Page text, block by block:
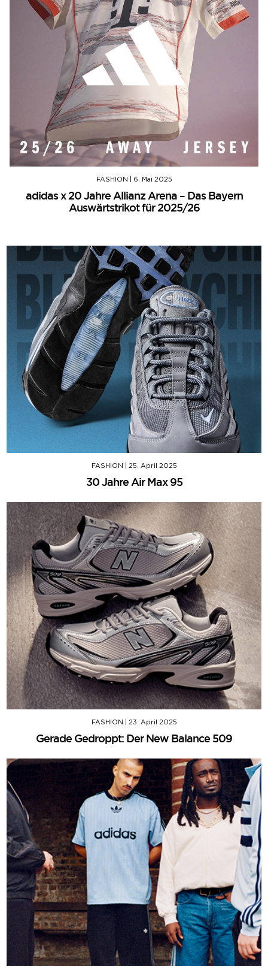
FASHION 6. Mai 2025
adidas x 20 Jahre Allianz Arena – Das Bayern
Auswärtstrikot für 2025/26
FASHION 25. April 2025
30 Jahre Air Max 95​
FASHION 23. April 2025
Gerade Gedroppt: Der New Balance 509​